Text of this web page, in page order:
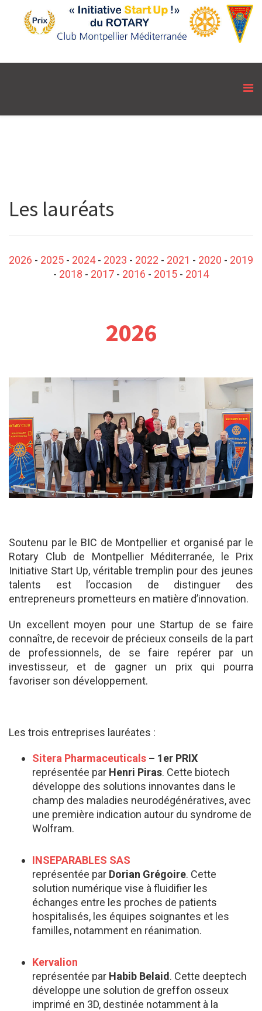
Les lauréats
2026 - 2025 - 2024- 2023 - 2022 - 2021 - 2020 - 2019
- 2018 - 2017 - 2016 - 2015 - 2014
2026
Soutenu par le BIC de Montpellier et organisé par le
Rotary Club de Montpellier Méditerranée, le Prix
Initiative Start Up, véritable tremplin pour des jeunes
talents est l’occasion de distinguer des
entrepreneurs prometteurs en matière d’innovation.
Un excellent moyen pour une Startup de se faire
connaître, de recevoir de précieux conseils de la part
de professionnels, de se faire repérer par un
investisseur, et de gagner un prix qui pourra
favoriser son développement.
Les trois entreprises lauréates :
Sitera Pharmaceuticals – 1er PRIX
représentée par Henri Piras. Cette biotech
développe des solutions innovantes dans le
champ des maladies neurodégénératives, avec
une première indication autour du syndrome de
Wolfram.
INSEPARABLES SAS
représentée par Dorian Grégoire. Cette
solution numérique vise à fluidifier les
échanges entre les proches de patients
hospitalisés, les équipes soignantes et les
familles, notamment en réanimation.
Kervalion
représentée par Habib Belaid . Cette deeptech
développe une solution de greffon osseux
imprimé en 3D, destinée notamment à la